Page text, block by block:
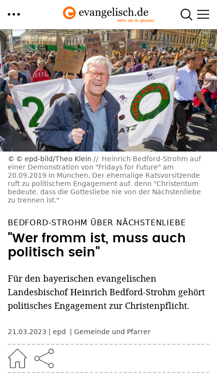
Direkt
zum
Inhalt
© epd-bild/Theo Klein
Heinrich Bedford-Strohm auf
einer Demonstration von "Fridays for Future" am
20.09.2019 in München. Der ehemalige Ratsvorsitzende
ruft zu politischem Engagement auf, denn "Christentum
bedeute, dass die Gottesliebe nie von der Nächstenliebe
zu trennen ist."
BEDFORD-STROHM ÜBER NÄCHSTENLIEBE
"Wer fromm ist, muss auch
politisch sein"
Für den bayerischen evangelischen
Landesbischof Heinrich Bedford-Strohm gehört
politisches Engagement zur Christenpflicht.
21.03.2023 epd Gemeinde und Pfarrer